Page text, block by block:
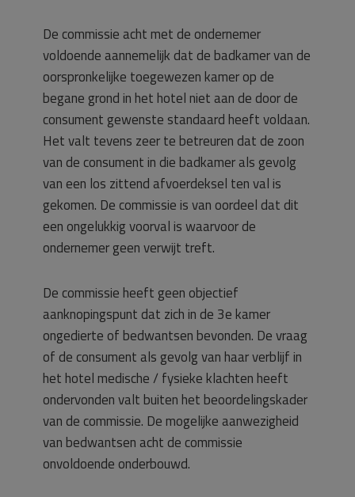
De commissie acht met de ondernemer
voldoende aannemelijk dat de badkamer van de
oorspronkelijke toegewezen kamer op de
begane grond in het hotel niet aan de door de
consument gewenste standaard heeft voldaan.
Het valt tevens zeer te betreuren dat de zoon
van de consument in die badkamer als gevolg
van een los zittend afvoerdeksel ten val is
gekomen. De commissie is van oordeel dat dit
een ongelukkig voorval is waarvoor de
ondernemer geen verwijt treft.
De commissie heeft geen objectief
aanknopingspunt dat zich in de 3e kamer
ongedierte of bedwantsen bevonden. De vraag
of de consument als gevolg van haar verblijf in
het hotel medische / fysieke klachten heeft
ondervonden valt buiten het beoordelingskader
van de commissie. De mogelijke aanwezigheid
van bedwantsen acht de commissie
onvoldoende onderbouwd.